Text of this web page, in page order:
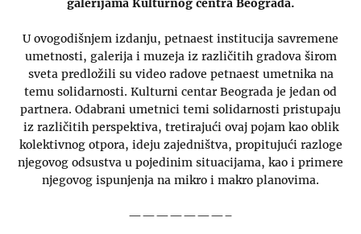
U ovogodišnjem izdanju, petnaest institucija savremene
umetnosti, galerija i muzeja iz različitih gradova širom
sveta predložili su video radove petnaest umetnika na
temu solidarnosti. Kulturni centar Beograda je jedan od
partnera. Odabrani umetnici temi solidarnosti pristupaju
iz različitih perspektiva, tretirajući ovaj pojam kao oblik
kolektivnog otpora, ideju zajedništva, propitujući razloge
njegovog odsustva u pojedinim situacijama, kao i primere
njegovog ispunjenja na mikro i makro planovima.
———————–